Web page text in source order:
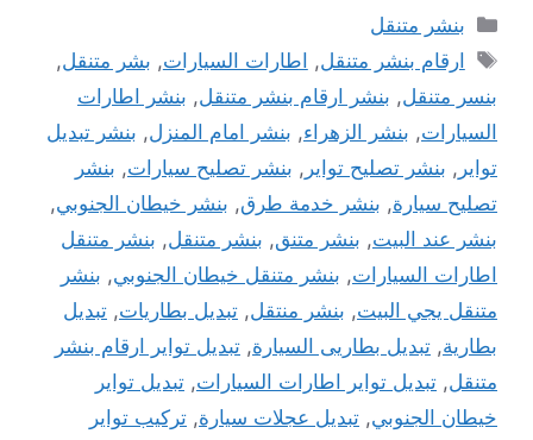
التصنيفات
بنشر متنقل
الوسوم
ارقام بنشر متنقل, اطارات السيارات, بشر متنقل,
بنسر متنقل, بنشر ارقام بنشر متنقل, بنشر اطارات
السيارات, بنشر الزهراء, بنشر امام المنزل, بنشر تبديل
تواير , بنشر تصليح تواير , بنشر تصليح سيارات, بنشر
تصليح سيارة, بنشر خدمة طرق, بنشر خيطان الجنوبي,
بنشر عند البيت, بنشر متنق, بنشر متنقل, بنشر متنقل
اطارات السيارات, بنشر متنقل خيطان الجنوبي, بنشر
متنقل يجي البيت, بنشر منتقل, تبديل بطاريات, تبديل
بطارية, تبديل بطاريى السيارة, تبديل تواير ارقام بنشر
متنقل, تبديل تواير اطارات السيارات, تبديل تواير
خيطان الجنوبي, تبديل عجلات سيارة, تركيب تواير